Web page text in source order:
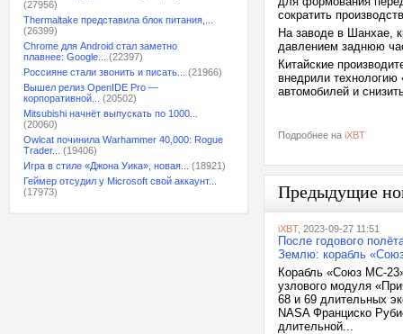
(27956)
Thermaltake представила блок питания,...
(26399)
Chrome для Android стал заметно
плавнее: Google...
(22397)
Россияне стали звонить и писать...
(21966)
Вышел релиз OpenIDE Pro —
корпоративной...
(20502)
Mitsubishi начнёт выпускать по 1000...
(20060)
Owlcat починила Warhammer 40,000: Rogue
Trader...
(19406)
Игра в стиле «Джона Уика», новая...
(18921)
Геймер отсудил у Microsoft свой аккаунт...
(17973)
сократить
На заводе в Шанхае,
давлением заднюю
Китайские
внедрили технологию
автомобилей и
Подробнее на iXBT
Предыдущие
iXBT, 2023-09-27 11:51
После годового
Землю: корабль
Корабль «Союз МС-
узлового модуля
68 и 69 длительных
NASA Франциско
длительной...